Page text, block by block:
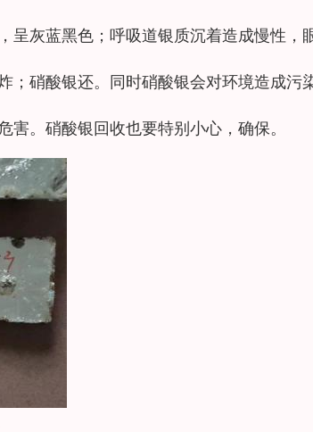
呈灰蓝黑色；呼吸道银质沉着造成慢性，
硝酸银还。同时硝酸银会对环境造成污
。硝酸银回收也要特别小心，确保。